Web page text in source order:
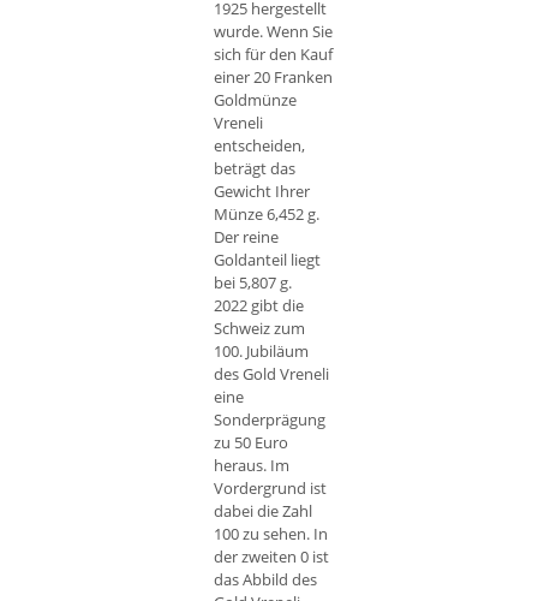
1925 hergestellt
wurde. Wenn Sie
sich für den Kauf
einer 20 Franken
Goldmünze
Vreneli
entscheiden,
beträgt das
Gewicht Ihrer
Münze 6,452 g.
Der reine
Goldanteil liegt
bei 5,807 g.
2022 gibt die
Schweiz zum
100. Jubiläum
des Gold Vreneli
eine
Sonderprägung
zu 50 Euro
heraus. Im
Vordergrund ist
dabei die Zahl
100 zu sehen. In
der zweiten 0 ist
das Abbild des